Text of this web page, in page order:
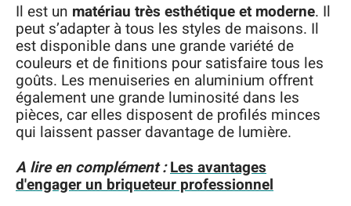
Il est un matériau très esthétique et moderne. Il
peut s’adapter à tous les styles de maisons. Il
est disponible dans une grande variété de
couleurs et de finitions pour satisfaire tous les
goûts. Les menuiseries en aluminium offrent
également une grande luminosité dans les
pièces, car elles disposent de profilés minces
qui laissent passer davantage de lumière.
A lire en complément : Les avantages
d'engager un briqueteur professionnel